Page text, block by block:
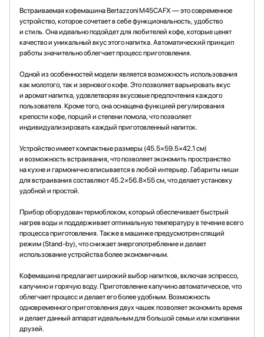
Встраиваемая кофемашина Bertazzoni M45CAFX — это современное
устройство, которое сочетает в себе функциональность, удобство
и стиль. Она идеально подойдет для любителей кофе, которые ценят
качество и уникальный вкус этого напитка. Автоматический принцип
работы значительно облегчает процесс приготовления.
Одной из особенностей модели является возможность использования
как молотого, так и зернового кофе. Это позволяет варьировать вкус
и аромат напитка, удовлетворяя вкусовые предпочтения каждого
пользователя. Кроме того, она оснащена функцией регулирования
крепости кофе, порций и степени помола, что позволяет
индивидуализировать каждый приготовленный напиток.
Устройство имеет компактные размеры (45.5×59.5×42.1 см)
и возможность встраивания, что позволяет экономить пространство
на кухне и гармонично вписывается в любой интерьер. Габариты ниши
для встраивания составляют 45.2×56.8×55 см, что делает установку
удобной и простой.
Прибор оборудован термоблоком, который обеспечивает быстрый
нагрев воды и поддерживает оптимальную температуру в течение всего
процесса приготовления. Также в машинке предусмотрен спящий
режим (Stand-by), что снижает энергопотребление и делает
использование устройства более экономичным.
Кофемашина предлагает широкий выбор напитков, включая эспрессо,
капучино и горячую воду. Приготовление капучино автоматическое, что
облегчает процесс и делает его более удобным. Возможность
одновременного приготовления двух чашек позволяет экономить время
и делает данный аппарат идеальным для большой семьи или компании
друзей.